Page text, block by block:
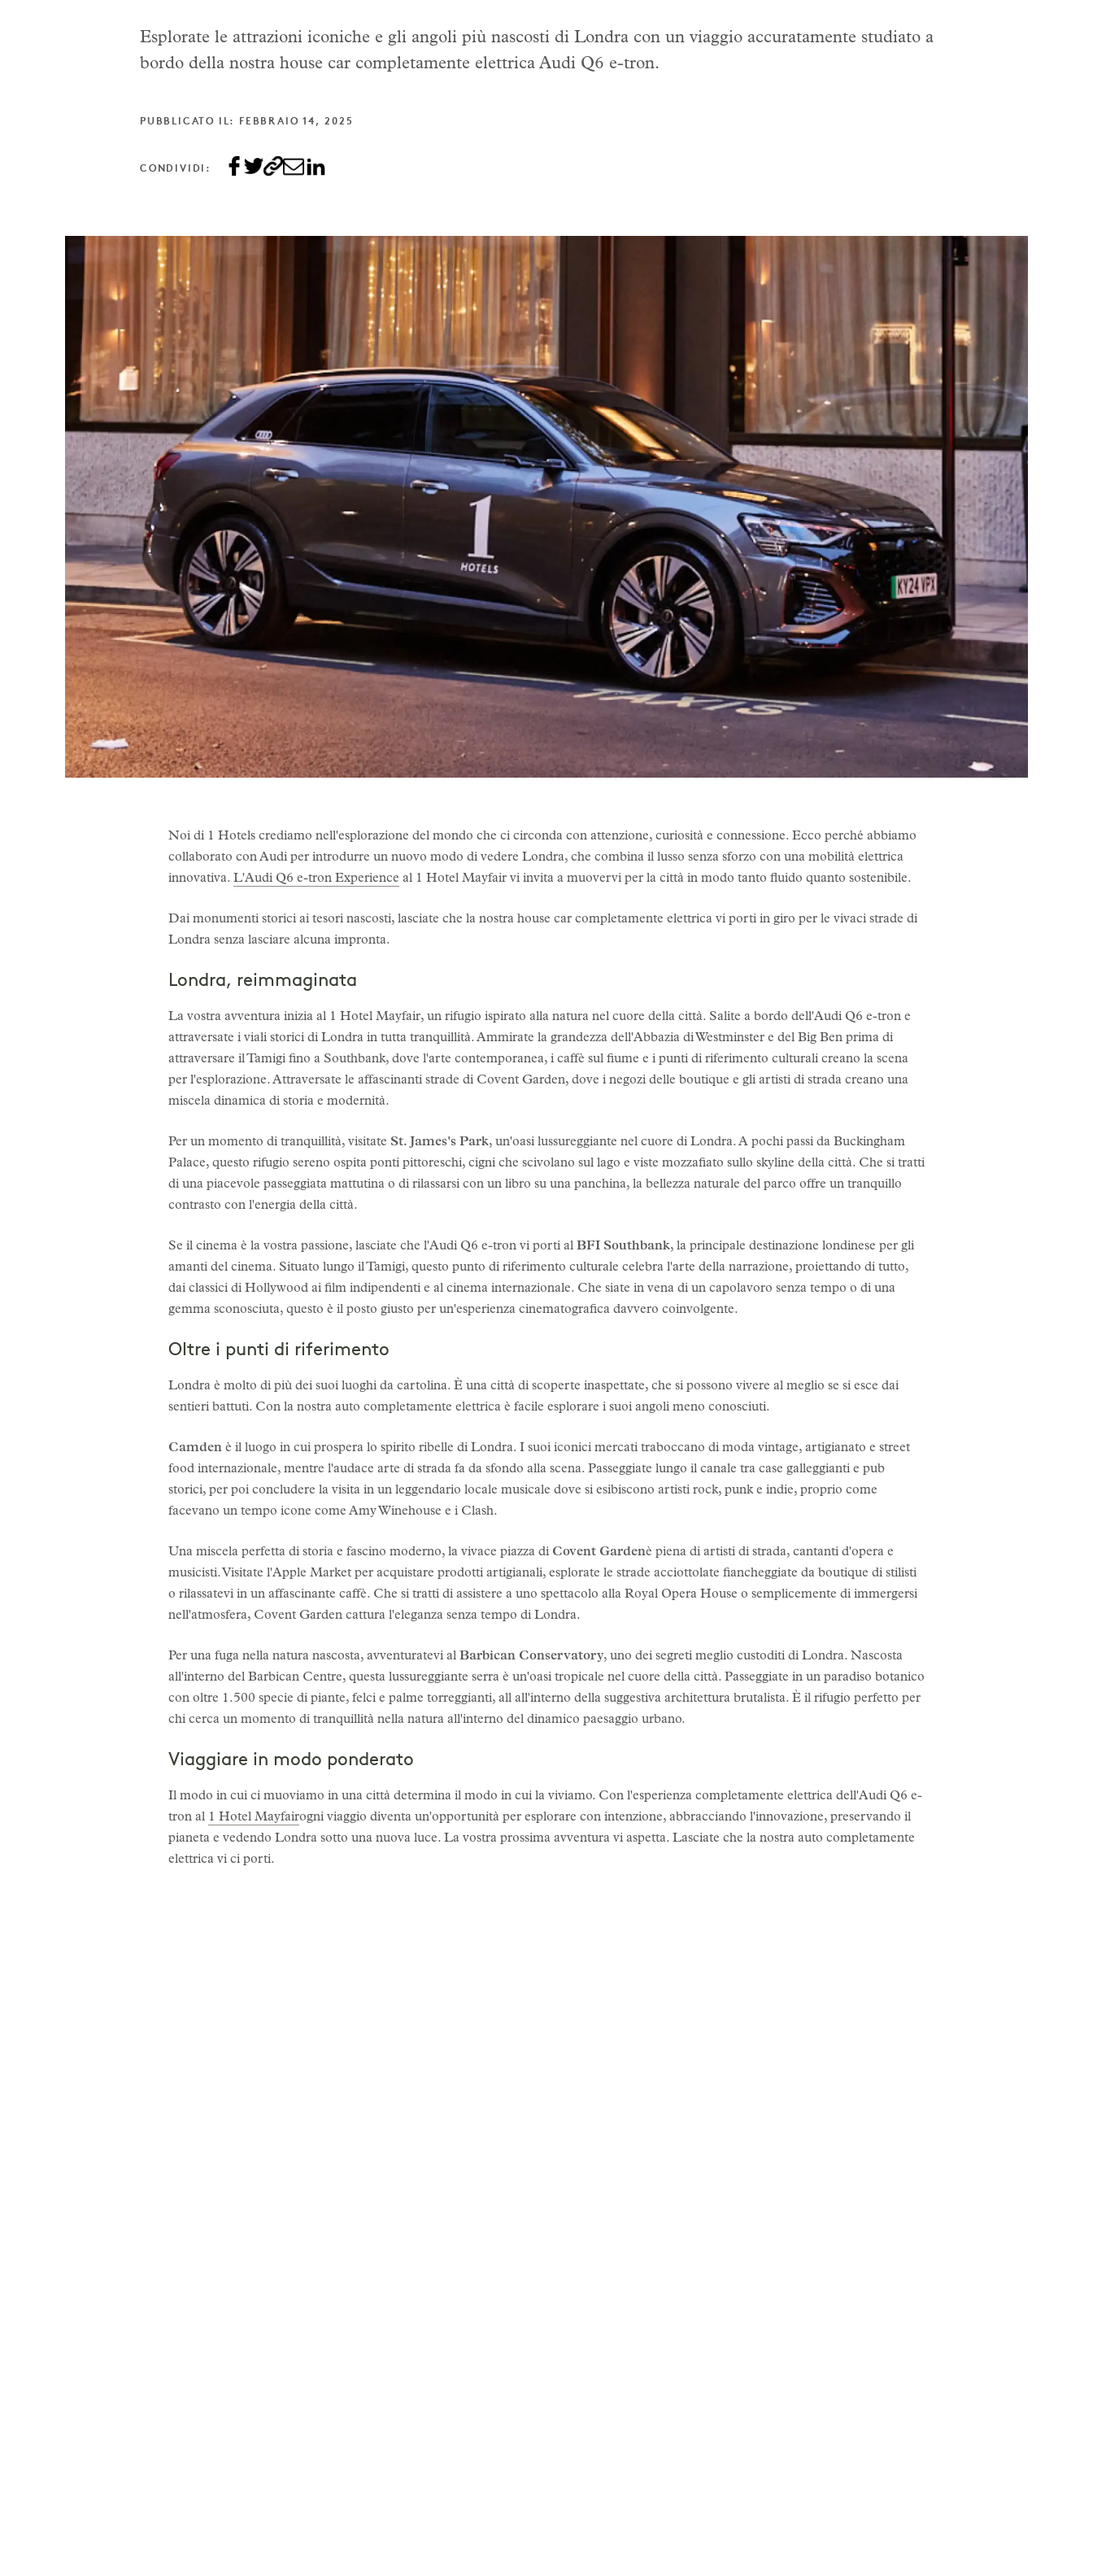
Esplorate le attrazioni iconiche e gli angoli più nascosti di Londra con un viaggio accuratamente studiato a
bordo della nostra house car completamente elettrica Audi Q6 e-tron.
PUBBLICATO IL: FEBBRAIO 14, 2025
CONDIVIDI:
Noi di 1 Hotels crediamo nell'esplorazione del mondo che ci circonda con attenzione, curiosità e connessione. Ecco perché abbiamo
collaborato con Audi per introdurre un nuovo modo di vedere Londra, che combina il lusso senza sforzo con una mobilità elettrica
innovativa. L'Audi Q6 e-tron Experience al 1 Hotel Mayfair vi invita a muovervi per la città in modo tanto fluido quanto sostenibile.
Dai monumenti storici ai tesori nascosti, lasciate che la nostra house car completamente elettrica vi porti in giro per le vivaci strade di
Londra senza lasciare alcuna impronta.
Londra, reimmaginata
La vostra avventura inizia al 1 Hotel Mayfair, un rifugio ispirato alla natura nel cuore della città. Salite a bordo dell'Audi Q6 e-tron e
attraversate i viali storici di Londra in tutta tranquillità. Ammirate la grandezza dell'Abbazia di Westminster e del Big Ben prima di
attraversare il Tamigi fino a Southbank, dove l'arte contemporanea, i caffè sul fiume e i punti di riferimento culturali creano la scena
per l'esplorazione. Attraversate le affascinanti strade di Covent Garden, dove i negozi delle boutique e gli artisti di strada creano una
miscela dinamica di storia e modernità.
Per un momento di tranquillità, visitate St. James's Park, un'oasi lussureggiante nel cuore di Londra. A pochi passi da Buckingham
Palace, questo rifugio sereno ospita ponti pittoreschi, cigni che scivolano sul lago e viste mozzafiato sullo skyline della città. Che si tratti
di una piacevole passeggiata mattutina o di rilassarsi con un libro su una panchina, la bellezza naturale del parco offre un tranquillo
contrasto con l'energia della città.
Se il cinema è la vostra passione, lasciate che l'Audi Q6 e-tron vi porti al BFI Southbank, la principale destinazione londinese per gli
amanti del cinema. Situato lungo il Tamigi, questo punto di riferimento culturale celebra l'arte della narrazione, proiettando di tutto,
dai classici di Hollywood ai film indipendenti e al cinema internazionale. Che siate in vena di un capolavoro senza tempo o di una
gemma sconosciuta, questo è il posto giusto per un'esperienza cinematografica davvero coinvolgente.
Oltre i punti di riferimento
Londra è molto di più dei suoi luoghi da cartolina. È una città di scoperte inaspettate, che si possono vivere al meglio se si esce dai
sentieri battuti. Con la nostra auto completamente elettrica è facile esplorare i suoi angoli meno conosciuti.
Camden è il luogo in cui prospera lo spirito ribelle di Londra. I suoi iconici mercati traboccano di moda vintage, artigianato e street
food internazionale, mentre l'audace arte di strada fa da sfondo alla scena. Passeggiate lungo il canale tra case galleggianti e pub
storici, per poi concludere la visita in un leggendario locale musicale dove si esibiscono artisti rock, punk e indie, proprio come
facevano un tempo icone come Amy Winehouse e i Clash.
Una miscela perfetta di storia e fascino moderno, la vivace piazza di Covent Gardenè piena di artisti di strada, cantanti d'opera e
musicisti. Visitate l'Apple Market per acquistare prodotti artigianali, esplorate le strade acciottolate fiancheggiate da boutique di stilisti
o rilassatevi in un affascinante caffè. Che si tratti di assistere a uno spettacolo alla Royal Opera House o semplicemente di immergersi
nell'atmosfera, Covent Garden cattura l'eleganza senza tempo di Londra.
Per una fuga nella natura nascosta, avventuratevi al Barbican Conservatory, uno dei segreti meglio custoditi di Londra. Nascosta
all'interno del Barbican Centre, questa lussureggiante serra è un'oasi tropicale nel cuore della città. Passeggiate in un paradiso botanico
con oltre 1.500 specie di piante, felci e palme torreggianti, all all'interno della suggestiva architettura brutalista. È il rifugio perfetto per
chi cerca un momento di tranquillità nella natura all'interno del dinamico paesaggio urbano.
Viaggiare in modo ponderato
Il modo in cui ci muoviamo in una città determina il modo in cui la viviamo. Con l'esperienza completamente elettrica dell'Audi Q6 e-
tron al 1 Hotel Mayfairogni viaggio diventa un'opportunità per esplorare con intenzione, abbracciando l'innovazione, preservando il
pianeta e vedendo Londra sotto una nuova luce. La vostra prossima avventura vi aspetta. Lasciate che la nostra auto completamente
elettrica vi ci porti.